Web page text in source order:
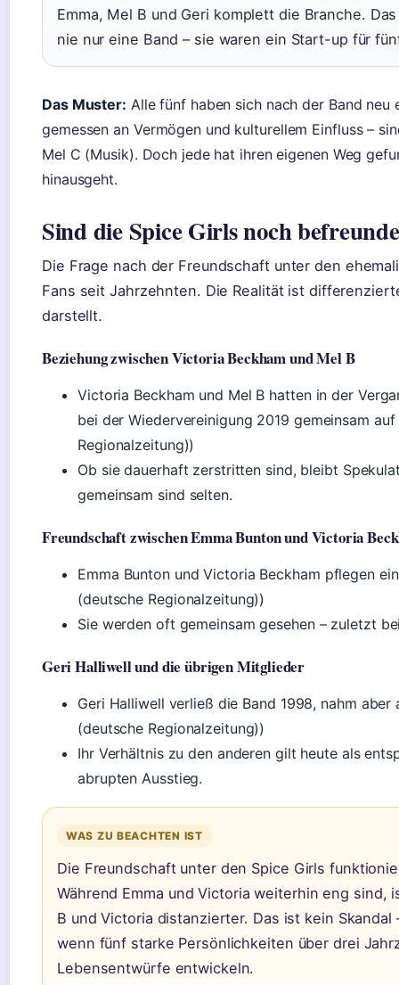
Emma, Mel B und Geri komplett die Branche.
nie nur eine Band – sie waren ein Start-up für
Das Muster: Alle fünf haben sich nach der Band
gemessen an Vermögen und kulturellem Einfluss –
Mel C (Musik). Doch jede hat ihren eigenen Weg
hinausgeht.
Sind die Spice Girls noch
Die Frage nach der Freundschaft unter den
Fans seit Jahrzehnten. Die Realität ist
darstellt.
Beziehung zwischen Victoria Beckham und Mel B
Victoria Beckham und Mel B hatten in der
bei der Wiedervereinigung 2019 gemeinsam
Regionalzeitung))
Ob sie dauerhaft zerstritten sind, bleibt
gemeinsam sind selten.
Freundschaft zwischen Emma Bunton und Victoria
Emma Bunton und Victoria Beckham pflegen
(deutsche Regionalzeitung))
Sie werden oft gemeinsam gesehen – zuletzt
Geri Halliwell und die übrigen Mitglieder
Geri Halliwell verließ die Band 1998, nahm
(deutsche Regionalzeitung))
Ihr Verhältnis zu den anderen gilt heute als
abrupten Ausstieg.
WAS ZU BEACHTEN IST
Die Freundschaft unter den Spice Girls
Während Emma und Victoria weiterhin eng sind,
B und Victoria distanzierter. Das ist kein
wenn fünf starke Persönlichkeiten über drei
Lebensentwürfe entwickeln.